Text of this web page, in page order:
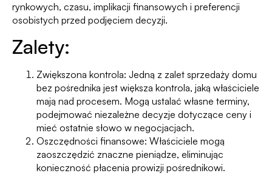
rynkowych, czasu, implikacji finansowych i preferencji
osobistych przed podjęciem decyzji.
Zalety:
Zwiększona kontrola: Jedną z zalet sprzedaży domu
bez pośrednika jest większa kontrola, jaką właściciele
mają nad procesem. Mogą ustalać własne terminy,
podejmować niezależne decyzje dotyczące ceny i
mieć ostatnie słowo w negocjacjach.
Oszczędności finansowe: Właściciele mogą
zaoszczędzić znaczne pieniądze, eliminując
konieczność płacenia prowizji pośrednikowi.